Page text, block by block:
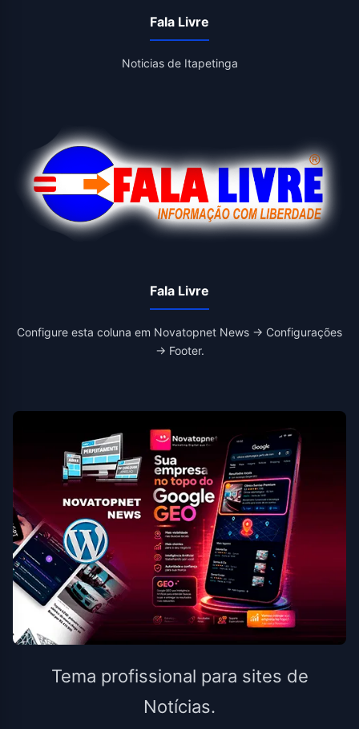
Fala Livre
Noticias de Itapetinga
Fala Livre
Configure esta coluna em Novatopnet News → Configurações
→ Footer.
Tema profissional para sites de
Notícias.